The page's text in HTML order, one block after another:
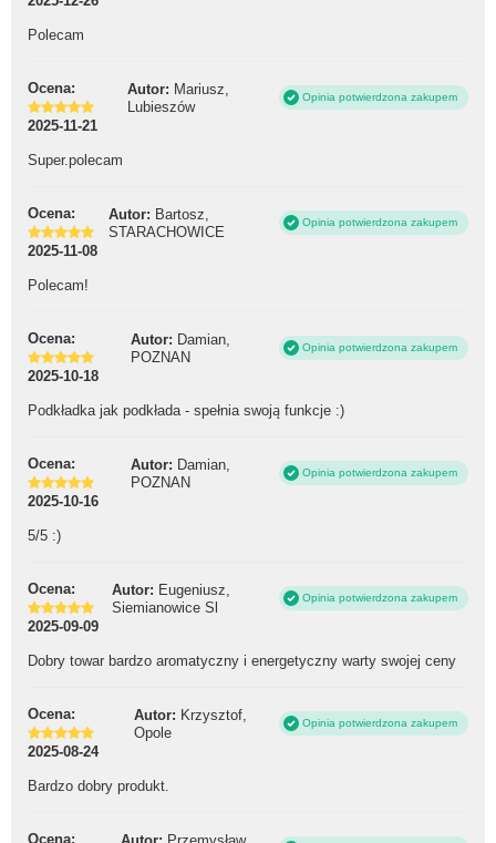
Polecam
Ocena: Autor: Mariusz,
Lubieszów
Opinia potwierdzona zakupem
2025-11-21
Super.polecam
Ocena: Autor: Bartosz,
STARACHOWICE
Opinia potwierdzona zakupem
2025-11-08
Polecam!
Ocena: Autor: Damian,
POZNAN
Opinia potwierdzona zakupem
2025-10-18
Podkładka jak podkłada - spełnia swoją funkcje :)
Ocena: Autor: Damian,
POZNAN
Opinia potwierdzona zakupem
2025-10-16
5/5 :)
Ocena: Autor: Eugeniusz,
Siemianowice Sl
Opinia potwierdzona zakupem
2025-09-09
Dobry towar bardzo aromatyczny i energetyczny warty swojej ceny
Ocena: Autor: Krzysztof,
Opole
Opinia potwierdzona zakupem
2025-08-24
Bardzo dobry produkt.
Ocena: Autor: Przemysław,